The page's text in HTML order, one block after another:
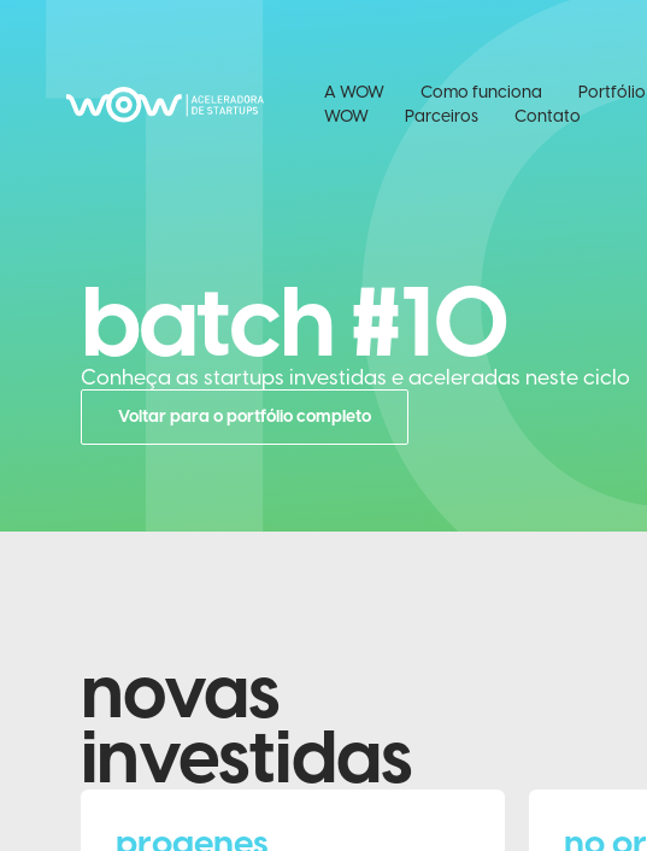
A WOW Como funciona Portfólio
WOW
Parceiros Contato
batch #10
Conheça as startups investidas e aceleradas neste ciclo
Voltar para o portfólio completo
novas
investidas